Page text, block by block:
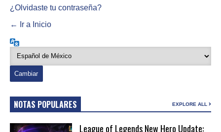
¿Olvidaste tu contraseña?
← Ir a Inicio
NOTAS POPULARES EXPLORE ALL
League of Legends New Hero Update: